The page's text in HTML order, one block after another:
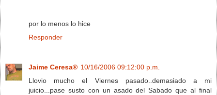
por lo menos lo hice
Responder
Jaime Ceresa® 10/16/2006 09:12:00 p.m.
Llovio mucho el Viernes pasado..demasiado a mi
juicio...pase susto con un asado del Sabado que al final